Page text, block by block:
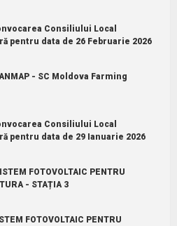
Consiliului Local
pentru data de 26 Februarie 2026
- SC Moldova Farming
Consiliului Local
pentru data de 29 Ianuarie 2026
FOTOVOLTAIC PENTRU
- STAȚIA 3
FOTOVOLTAIC PENTRU